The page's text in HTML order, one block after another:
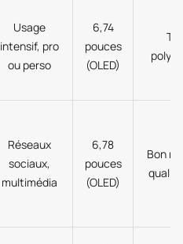
Usage
intensif, pro
ou perso
6,74
pouces
(OLED)
Réseaux
sociaux,
multimédia
6,78
pouces
(OLED)
Bon